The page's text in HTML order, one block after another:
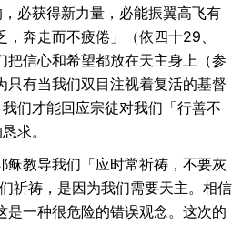
必获得新力量，必能振翼高飞有
奔走而不疲倦」（依四十29、
把信心和希望都放在天主身上（参
只有当我们双目注视着复活的基督
我们才能回应宗徒对我们「行善不
求。
稣教导我们「应时常祈祷，不要灰
祈祷，是因为我们需要天主。相信
是一种很危险的错误观念。这次的